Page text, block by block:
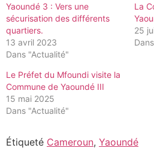
Yaoundé 3 : Vers une
sécurisation des différents
quartiers.
13 avril 2023
Dans "Actualité"
La
25
Le Préfet du Mfoundi visite la
Commune de Yaoundé III
15 mai 2025
Dans "Actualité"
Étiqueté Cameroun, Yaoundé